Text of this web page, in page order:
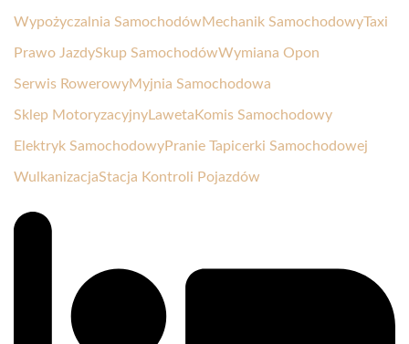
Wypożyczalnia Samochodów Mechanik SamochodowyTaxi
Prawo JazdySkup SamochodówWymiana Opon
Serwis RowerowyMyjnia Samochodowa
Sklep MotoryzacyjnyLaweta Komis Samochodowy
Elektryk SamochodowyPranie Tapicerki Samochodowej
WulkanizacjaStacja Kontroli Pojazdów